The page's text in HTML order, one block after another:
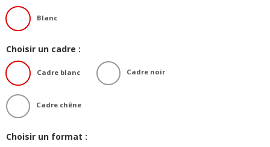
Blanc
Choisir un cadre :
Cadre blanc Cadre noir
Cadre chêne
Choisir un format :